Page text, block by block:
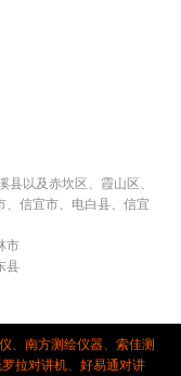
以及赤坎区、霞山区、
、信宜市、电白县、信宜
市
县
南方测绘仪器、 索佳测
罗拉对讲机、 好易通对讲